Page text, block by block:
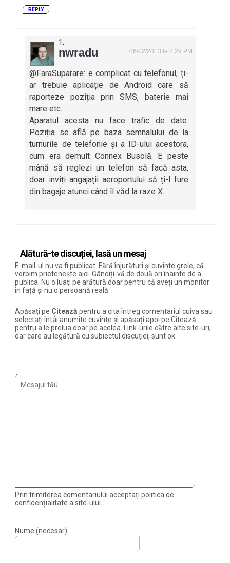
REPLY
nwradu 06/02/2013 la 2:29 PM
@FaraSuparare: e complicat cu telefonul, ți-
ar trebuie aplicație de Android care să
raporteze poziția prin SMS, baterie mai
mare etc.
Aparatul acesta nu face trafic de date.
Poziția se află pe baza semnalului de la
turnurile de telefonie și a ID-ului acestora,
cum era demult Connex Busolă. E peste
mână să reglezi un telefon să facă asta,
doar inviți angajații aeroportului să ți-l fure
din bagaje atunci când îl văd la raze X.
Alătură-te discuției, lasă un mesaj
E-mail-ul nu va fi publicat. Fără înjurături și cuvinte grele, că
vorbim prietenește aici. Gândiți-vă de două ori înainte de a
publica. Nu o luați pe arătură doar pentru că aveți un monitor
în față și nu o persoană reală.
Apăsați pe Citează pentru a cita întreg comentariul cuiva sau
selectați întâi anumite cuvinte și apăsați apoi pe Citează
pentru a le prelua doar pe acelea. Link-urile către alte site-uri,
dar care au legătură cu subiectul discuției, sunt ok.
Prin trimiterea comentariului acceptați politica de
confidențialitate a site-ului.
Nume (necesar)